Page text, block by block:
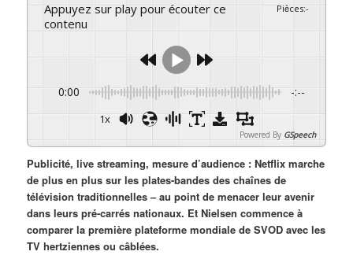
Appuyez sur play pour écouter ce
contenu
Pièces:-
0:00 -:--
1x
Powered By GSpeech
Publicité, live streaming, mesure d’audience : Netflix marche
de plus en plus sur les plates-bandes des chaînes de
télévision traditionnelles – au point de menacer leur avenir
dans leurs pré-carrés nationaux. Et Nielsen commence à
comparer la première plateforme mondiale de SVOD avec les
TV hertziennes ou câblées.